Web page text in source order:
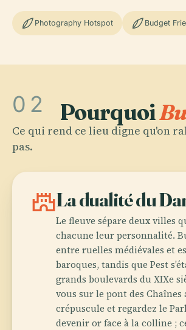
Photography Hotspot Budget
02 Pourquoi
Ce qui rend ce lieu digne qu'on
pas.
castleLa dualité du
Le fleuve sépare deux villes
chacune leur personnalité.
entre ruelles médiévales et
baroques, tandis que Pest
grands boulevards du XIXe
vous sur le pont des Chaînes
crépuscule et regardez le
devenir or face à la colline ;